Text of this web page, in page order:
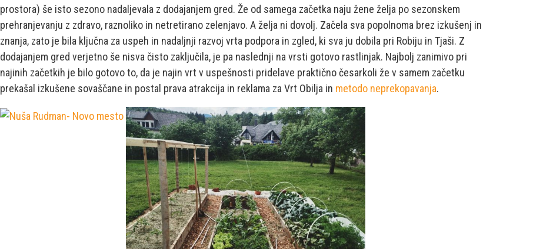
prostora) še isto sezono nadaljevala z dodajanjem gred. Že od samega začetka naju žene želja po sezonskem
prehranjevanju z zdravo, raznoliko in netretirano zelenjavo. A želja ni dovolj. Začela sva popolnoma brez izkušenj in
znanja, zato je bila ključna za uspeh in nadaljnji razvoj vrta podpora in zgled, ki sva ju dobila pri Robiju in Tjaši. Z
dodajanjem gred verjetno še nisva čisto zaključila, je pa naslednji na vrsti gotovo rastlinjak. Najbolj zanimivo pri
najinih začetkih je bilo gotovo to, da je najin vrt v uspešnosti pridelave praktično česarkoli že v samem začetku
prekašal izkušene sovaščane in postal prava atrakcija in reklama za Vrt Obilja in metodo neprekopavanja.